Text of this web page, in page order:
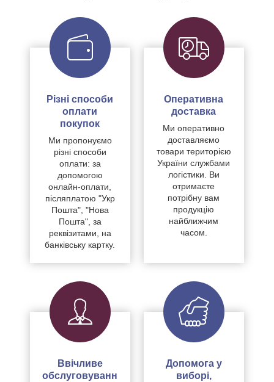
Різні способи
оплати
покупок
Ми пропонуємо
різні способи
оплати: за
допомогою
онлайн-оплати,
післяплатою "Укр
Пошта", "Нова
Пошта", за
реквізитами, на
банківську картку.
Оперативна
доставка
Ми оперативно
доставляємо
товари територією
України службами
логістики. Ви
отримаєте
потрібну вам
продукцію
найближчим
часом.
Ввічливе
обслуговуванн
Допомога у
виборі,